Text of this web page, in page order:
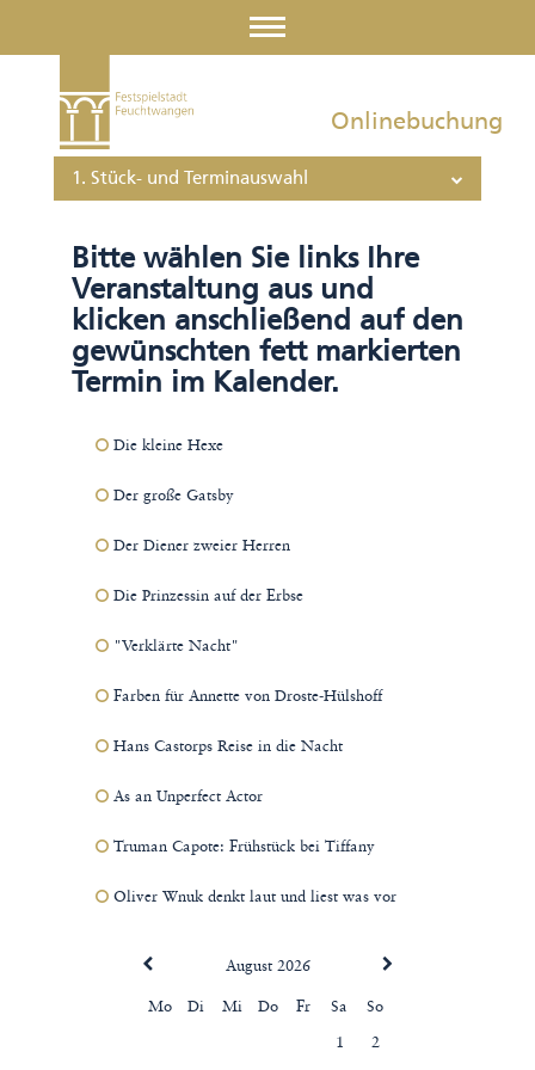
Onlinebuchung
1. Stück- und Terminauswahl
Bitte wählen Sie links Ihre
Veranstaltung aus und
klicken anschließend auf den
gewünschten fett markierten
Termin im Kalender.
Die kleine Hexe
Der große Gatsby
Der Diener zweier Herren
Die Prinzessin auf der Erbse
"Verklärte Nacht"
Farben für Annette von Droste-Hülshoff
Hans Castorps Reise in die Nacht
As an Unperfect Actor
Truman Capote: Frühstück bei Tiffany
Oliver Wnuk denkt laut und liest was vor
August 2026
Mo Di Mi Do Fr Sa So
1 2